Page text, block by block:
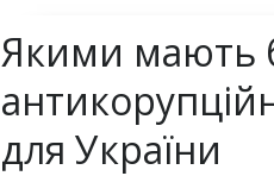
Якими мають
для України